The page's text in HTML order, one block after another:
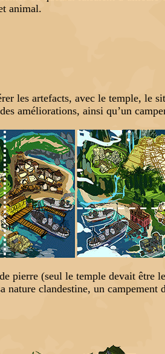
animal.
les artefacts, avec le temple, le
améliorations, ainsi qu’un
pierre (seul le temple devait être
clandestine, un